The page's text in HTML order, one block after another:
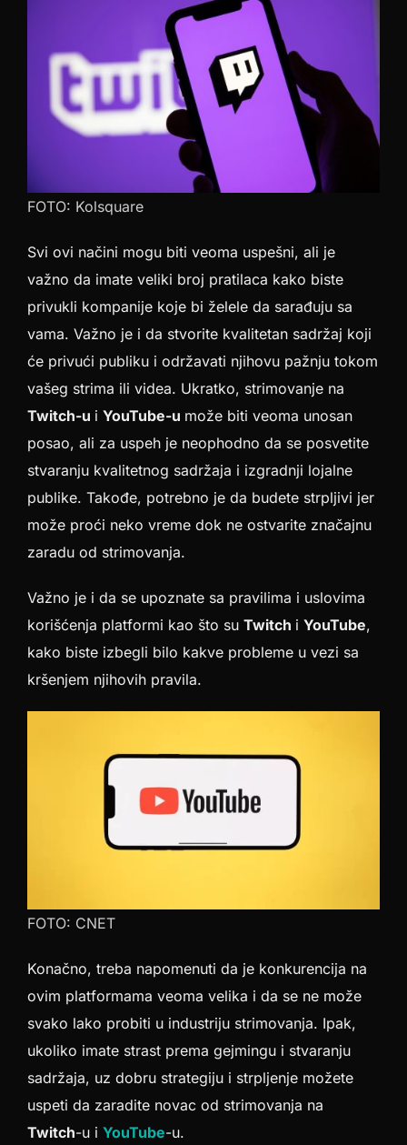
FOTO: Kolsquare
Svi ovi načini mogu biti veoma uspešni, ali je
važno da imate veliki broj pratilaca kako biste
privukli kompanije koje bi želele da sarađuju sa
vama. Važno je i da stvorite kvalitetan sadržaj koji
će privući publiku i održavati njihovu pažnju tokom
vašeg strima ili videa. Ukratko, strimovanje na
Twitch-u i YouTube-u može biti veoma unosan
posao, ali za uspeh je neophodno da se posvetite
stvaranju kvalitetnog sadržaja i izgradnji lojalne
publike. Takođe, potrebno je da budete strpljivi jer
može proći neko vreme dok ne ostvarite značajnu
zaradu od strimovanja.
Važno je i da se upoznate sa pravilima i uslovima
korišćenja platformi kao što su Twitch i YouTube,
kako biste izbegli bilo kakve probleme u vezi sa
kršenjem njihovih pravila.
FOTO: CNET
Konačno, treba napomenuti da je konkurencija na
ovim platformama veoma velika i da se ne može
svako lako probiti u industriju strimovanja. Ipak,
ukoliko imate strast prema gejmingu i stvaranju
sadržaja, uz dobru strategiju i strpljenje možete
uspeti da zaradite novac od strimovanja na
Twitch-u i YouTube-u.